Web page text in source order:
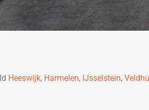
Heeswijk, Harmelen, IJsselstein,